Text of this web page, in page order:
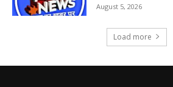
August 5, 2026
Load more